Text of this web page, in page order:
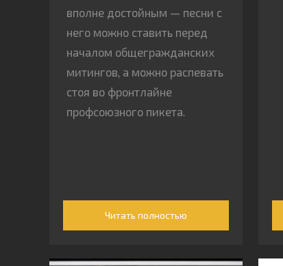
вполне достойным — песни с
него можно ставить перед
началом общегражданских
митингов, а можно распевать
стоя во фронтлайне
профсоюзного пикета.
Читать полностью